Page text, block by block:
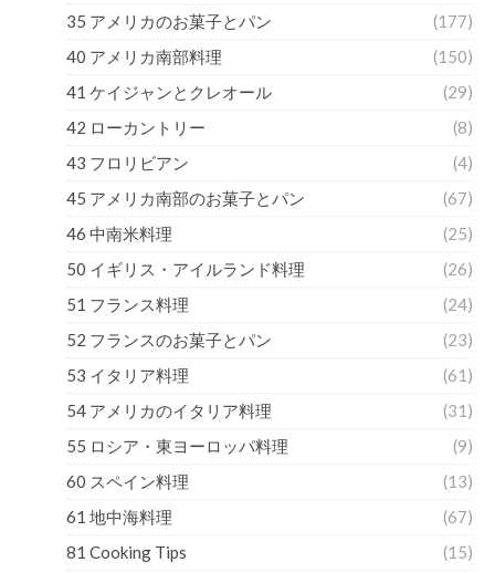
35 アメリカのお菓子とパン
(177)
40 アメリカ南部料理
(150)
41 ケイジャンとクレオール
(29)
42 ローカントリー
(8)
43 フロリビアン
(4)
45 アメリカ南部のお菓子とパン
(67)
46 中南米料理
(25)
50 イギリス・アイルランド料理
(26)
51 フランス料理
(24)
52 フランスのお菓子とパン
(23)
53 イタリア料理
(61)
54 アメリカのイタリア料理
(31)
55 ロシア・東ヨーロッパ料理
(9)
60 スペイン料理
(13)
61 地中海料理
(67)
81 Cooking Tips
(15)